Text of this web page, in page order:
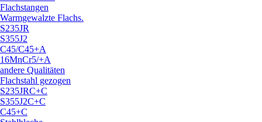
Flachstangen
Warmgewalzte Flachs.
S235JR
S355J2
C45/C45+A
16MnCr5/+A
andere Qualitäten
Flachstahl gezogen
S235JRC+C
S355J2C+C
C45+C